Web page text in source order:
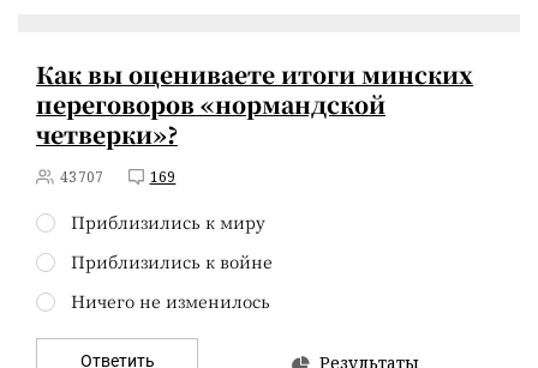
Как вы оцениваете итоги минских
переговоров «нормандской
четверки»?
43707 169
Приблизились к миру
Приблизились к войне
Ничего не изменилось
Ответить Результаты